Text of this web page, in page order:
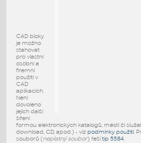
CAD bloky
je možno
stahovat
pro vlastní
osobní a
firemní
použití v
CAD
aplikacích.
Není
dovoleno
jejich další
šíření
formou elektronických katalogů, médií či
download, CD, apod.) - viz podmínky použití.
souborů (neplatný soubor) řešítip 5584.